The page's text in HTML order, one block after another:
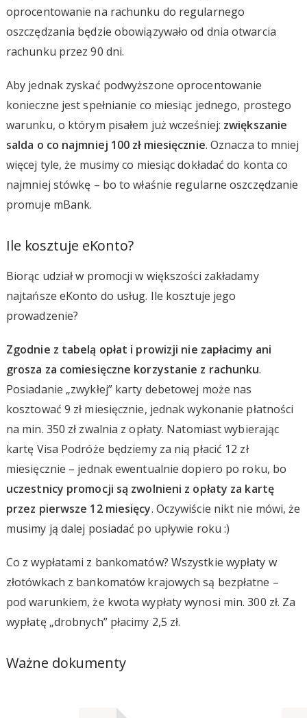
oprocentowanie na rachunku do regularnego
oszczędzania będzie obowiązywało od dnia otwarcia
rachunku przez 90 dni.
Aby jednak zyskać podwyższone oprocentowanie
konieczne jest spełnianie co miesiąc jednego, prostego
warunku, o którym pisałem już wcześniej: zwiększanie
salda o co najmniej 100 zł miesięcznie. Oznacza to mniej
więcej tyle, że musimy co miesiąc dokładać do konta co
najmniej stówkę – bo to właśnie regularne oszczędzanie
promuje mBank.
Ile kosztuje eKonto?
Biorąc udział w promocji w większości zakładamy
najtańsze eKonto do usług. Ile kosztuje jego
prowadzenie?
Zgodnie z tabelą opłat i prowizji nie zapłacimy ani
grosza za comiesięczne korzystanie z rachunku.
Posiadanie „zwykłej” karty debetowej może nas
kosztować 9 zł miesięcznie, jednak wykonanie płatności
na min. 350 zł zwalnia z opłaty. Natomiast wybierając
kartę Visa Podróże będziemy za nią płacić 12 zł
miesięcznie – jednak ewentualnie dopiero po roku, bo
uczestnicy promocji są zwolnieni z opłaty za kartę
przez pierwsze 12 miesięcy. Oczywiście nikt nie mówi, że
musimy ją dalej posiadać po upływie roku :)
Co z wypłatami z bankomatów? Wszystkie wypłaty w
złotówkach z bankomatów krajowych są bezpłatne –
pod warunkiem, że kwota wypłaty wynosi min. 300 zł. Za
wypłatę „drobnych” płacimy 2,5 zł.
Ważne dokumenty